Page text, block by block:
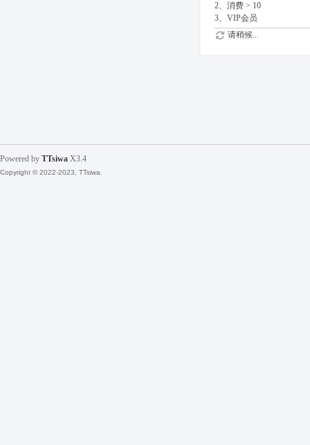
2、消费 > 10
3、VIP会员
请稍候...
Powered by TTsiwa X3.4
Copyright © 2022-2023, TTsiwa.